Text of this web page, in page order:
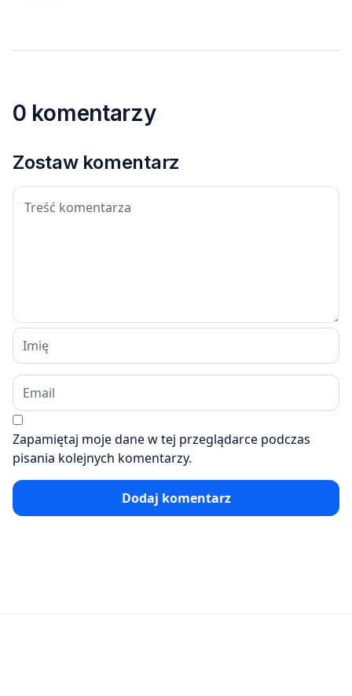
0 komentarzy
Zostaw komentarz
Zapamiętaj moje dane w tej przeglądarce podczas
pisania kolejnych komentarzy.
Dodaj komentarz